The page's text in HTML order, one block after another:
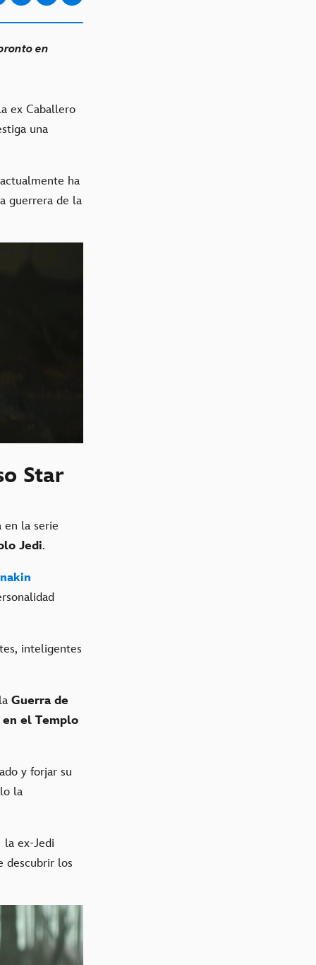
en
ex Caballero
una
ha
guerrera de la
Star
en la serie
Jedi.
inteligentes
Guerra de
en el Templo
y forjar su
la
la ex-Jedi
descubrir los